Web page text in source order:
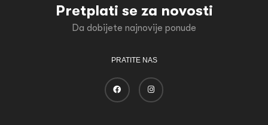
Pretplati se za novosti
Da dobijete najnovije ponude
PRATITE NAS